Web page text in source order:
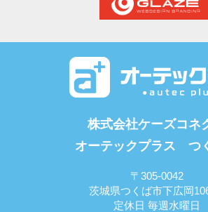
株式会社ケーズコネ
オーテックプラス つ
〒305-0042
茨城県つくば市下広岡
定休日 毎週水曜日